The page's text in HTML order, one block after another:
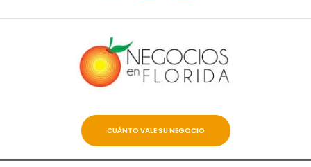
CUÁNTO VALE SU NEGOCIO